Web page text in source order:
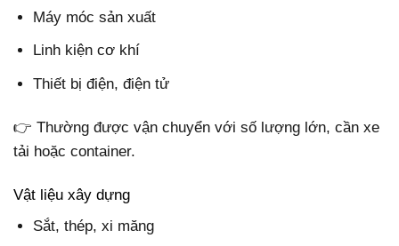
Máy móc sản xuất
Linh kiện cơ khí
Thiết bị điện, điện tử
👉 Thường được vận chuyển với số lượng lớn, cần xe
tải hoặc container.
Vật liệu xây dựng
Sắt, thép, xi măng